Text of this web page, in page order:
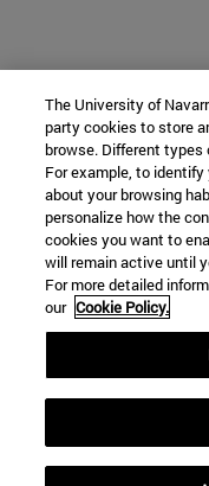
The University of
party cookies to store
browse. Different types
For example, to
about your browsing
personalize how the
cookies you want to
will remain active until
For more detailed
our Cookie Policy.